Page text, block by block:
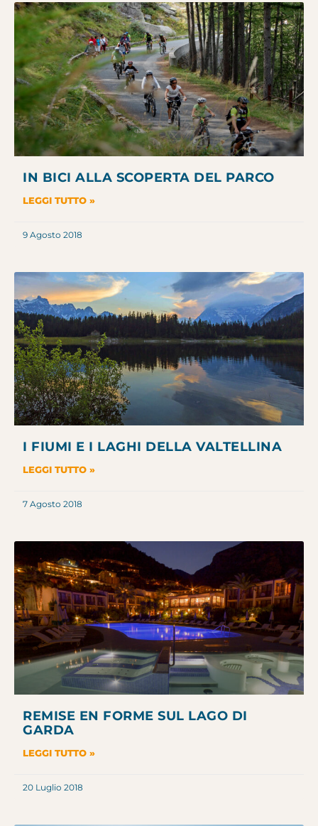
IN BICI ALLA SCOPERTA DEL PARCO
LEGGI TUTTO »
9 Agosto 2018
I FIUMI E I LAGHI DELLA VALTELLINA
LEGGI TUTTO »
7 Agosto 2018
REMISE EN FORME SUL LAGO DI
GARDA
LEGGI TUTTO »
20 Luglio 2018